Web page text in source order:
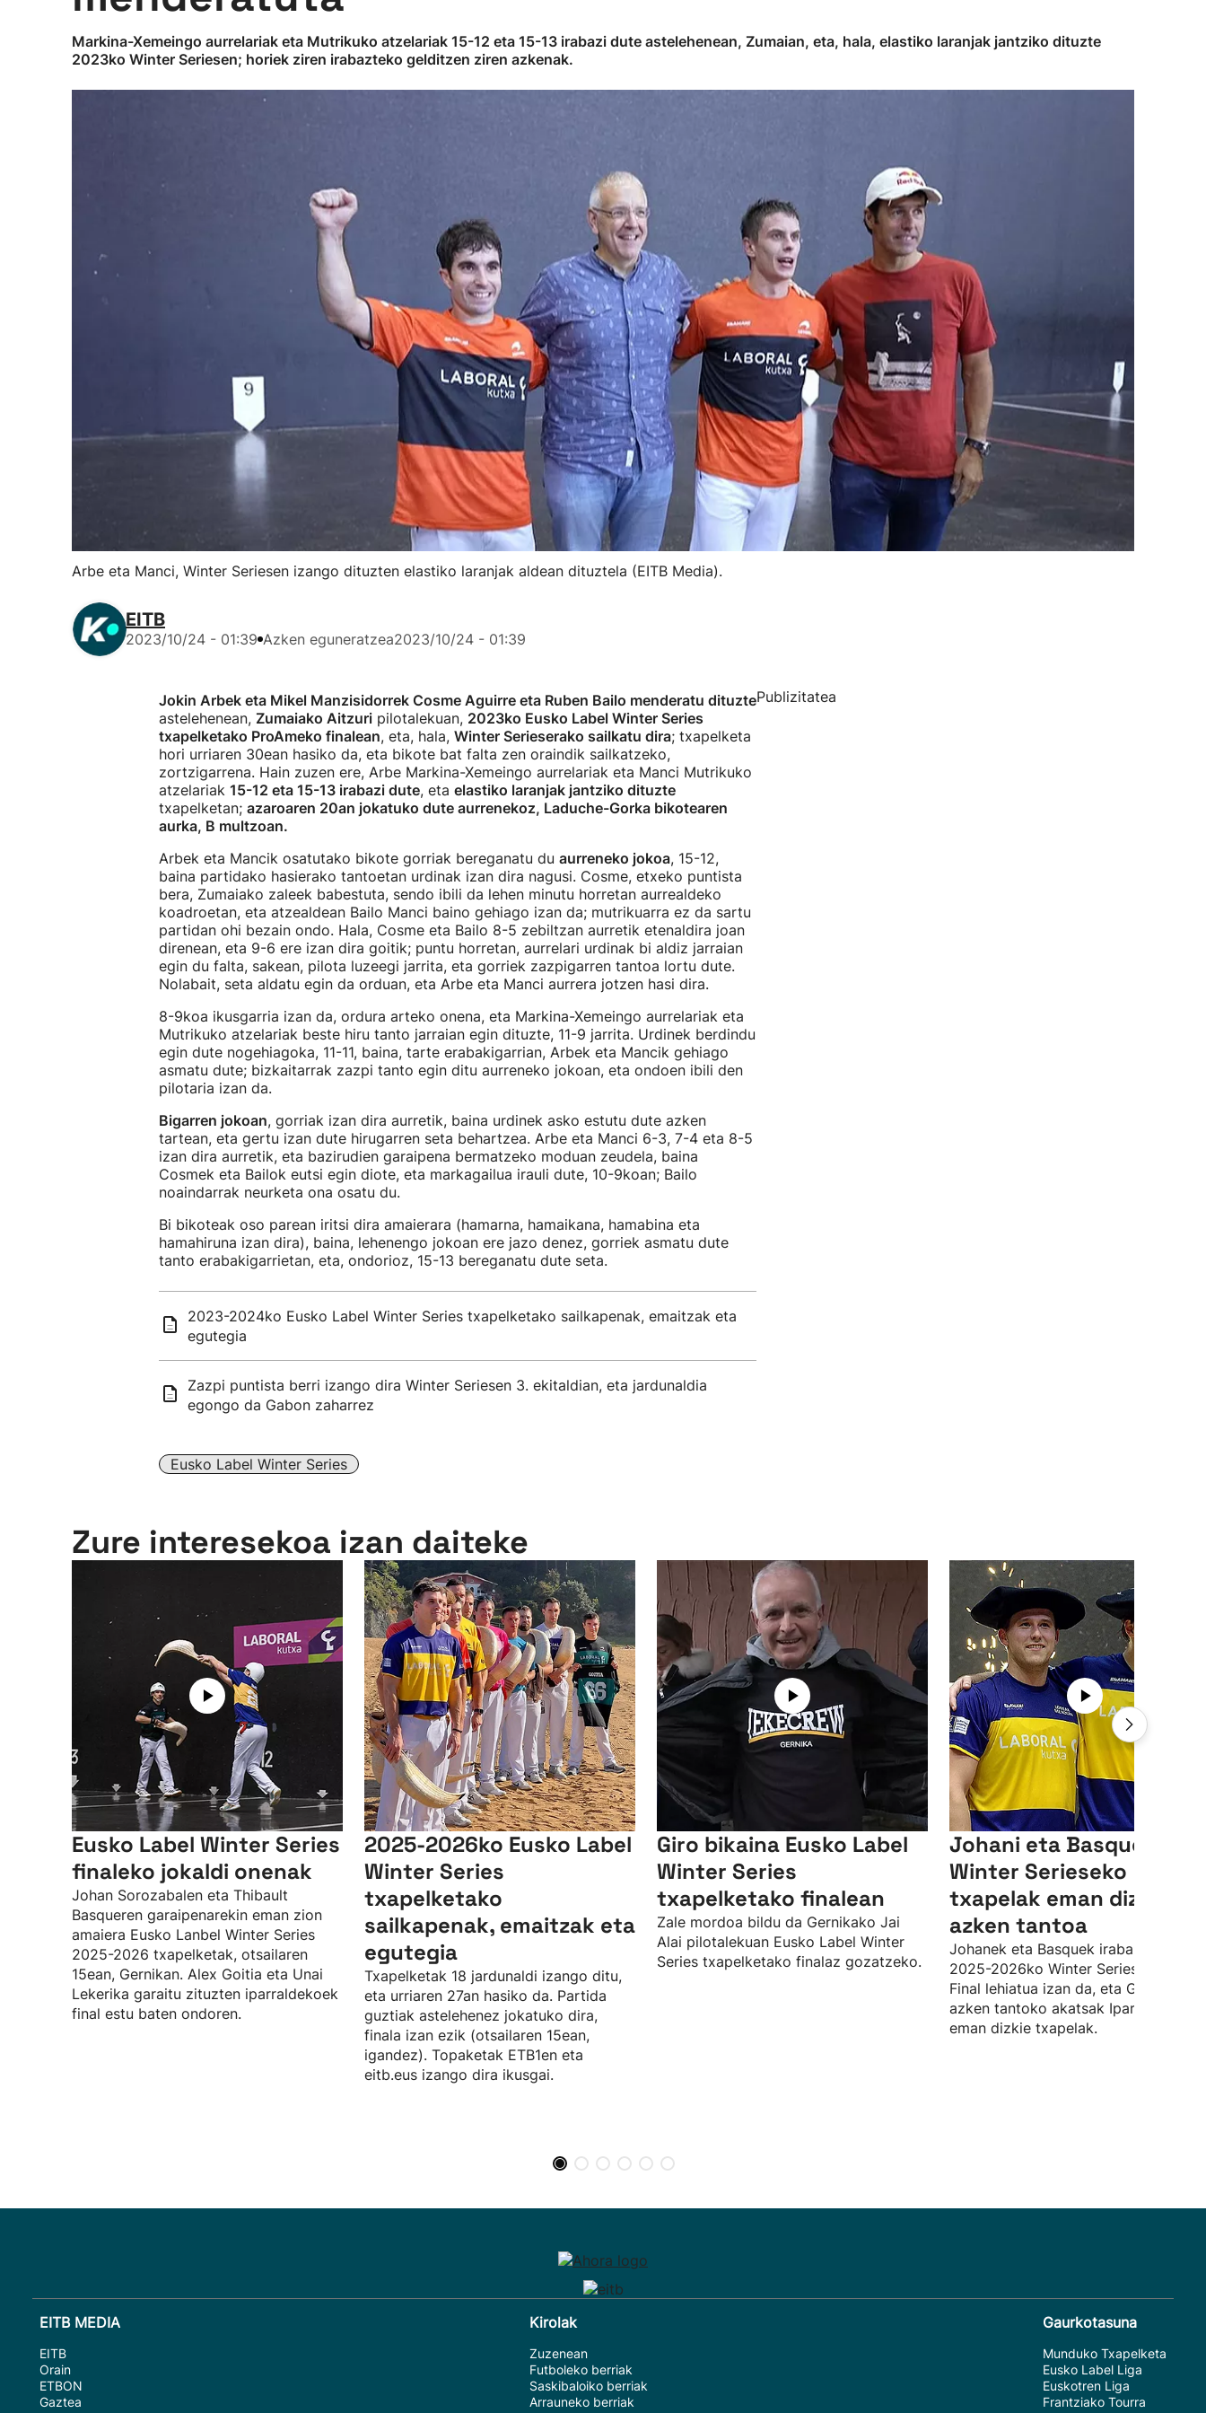
Markina-Xemeingo aurrelariak eta Mutrikuko atzelariak 15-12 eta 15-13 irabazi dute astelehenean, Zumaian, eta, hala, elastiko laranjak jantziko dituzte
2023ko Winter Seriesen; horiek ziren irabazteko gelditzen ziren azkenak.
Arbe eta Manci, Winter Seriesen izango dituzten elastiko laranjak aldean dituztela (EITB Media).
EITB
2023/10/24 - 01:39 Azken eguneratzea2023/10/24 - 01:39
Jokin Arbek eta Mikel Manzisidorrek Cosme Aguirre eta Ruben Bailo menderatu dituzte
astelehenean, Zumaiako Aitzuri pilotalekuan, 2023ko Eusko Label Winter Series
txapelketako ProAmeko finalean, eta, hala, Winter Serieserako sailkatu dira; txapelketa
hori urriaren 30ean hasiko da, eta bikote bat falta zen oraindik sailkatzeko,
zortzigarrena. Hain zuzen ere, Arbe Markina-Xemeingo aurrelariak eta Manci Mutrikuko
atzelariak 15-12 eta 15-13 irabazi dute, eta elastiko laranjak jantziko dituzte
txapelketan; azaroaren 20an jokatuko dute aurrenekoz, Laduche-Gorka bikotearen
aurka, B multzoan.
Arbek eta Mancik osatutako bikote gorriak bereganatu du aurreneko jokoa, 15-12,
baina partidako hasierako tantoetan urdinak izan dira nagusi. Cosme, etxeko puntista
bera, Zumaiako zaleek babestuta, sendo ibili da lehen minutu horretan aurrealdeko
koadroetan, eta atzealdean Bailo Manci baino gehiago izan da; mutrikuarra ez da sartu
partidan ohi bezain ondo. Hala, Cosme eta Bailo 8-5 zebiltzan aurretik etenaldira joan
direnean, eta 9-6 ere izan dira goitik; puntu horretan, aurrelari urdinak bi aldiz jarraian
egin du falta, sakean, pilota luzeegi jarrita, eta gorriek zazpigarren tantoa lortu dute.
Nolabait, seta aldatu egin da orduan, eta Arbe eta Manci aurrera jotzen hasi dira.
8-9koa ikusgarria izan da, ordura arteko onena, eta Markina-Xemeingo aurrelariak eta
Mutrikuko atzelariak beste hiru tanto jarraian egin dituzte, 11-9 jarrita. Urdinek berdindu
egin dute nogehiagoka, 11-11, baina, tarte erabakigarrian, Arbek eta Mancik gehiago
asmatu dute; bizkaitarrak zazpi tanto egin ditu aurreneko jokoan, eta ondoen ibili den
pilotaria izan da.
Bigarren jokoan, gorriak izan dira aurretik, baina urdinek asko estutu dute azken
tartean, eta gertu izan dute hirugarren seta behartzea. Arbe eta Manci 6-3, 7-4 eta 8-5
izan dira aurretik, eta bazirudien garaipena bermatzeko moduan zeudela, baina
Cosmek eta Bailok eutsi egin diote, eta markagailua irauli dute, 10-9koan; Bailo
noaindarrak neurketa ona osatu du.
Bi bikoteak oso parean iritsi dira amaierara (hamarna, hamaikana, hamabina eta
hamahiruna izan dira), baina, lehenengo jokoan ere jazo denez, gorriek asmatu dute
tanto erabakigarrietan, eta, ondorioz, 15-13 bereganatu dute seta.
2023-2024ko Eusko Label Winter Series txapelketako sailkapenak, emaitzak eta
egutegia
Zazpi puntista berri izango dira Winter Seriesen 3. ekitaldian, eta jardunaldia
egongo da Gabon zaharrez
Eusko Label Winter Series
Publizitatea
Zure interesekoa izan daiteke
Eusko Label Winter Series
finaleko jokaldi onenak
Johan Sorozabalen eta Thibault
Basqueren garaipenarekin eman zion
amaiera Eusko Lanbel Winter Series
2025-2026 txapelketak, otsailaren
15ean, Gernikan. Alex Goitia eta Unai
Lekerika garaitu zituzten iparraldekoek
final estu baten ondoren.
2025-2026ko Eusko Label
Winter Series
txapelketako
sailkapenak, emaitzak eta
egutegia
Txapelketak 18 jardunaldi izango ditu,
eta urriaren 27an hasiko da. Partida
guztiak astelehenez jokatuko dira,
finala izan ezik (otsailaren 15ean,
igandez). Topaketak ETB1en eta
eitb.eus izango dira ikusgai.
Giro bikaina Eusko Label
Winter Series
txapelketako finalean
Zale mordoa bildu da Gernikako Jai
Alai pilotalekuan Eusko Label Winter
Series txapelketako finalaz gozatzeko.
Johani eta Basqueri
Winter Serieseko
txapelak eman dizkien
azken tantoa
Johanek eta Basquek irabazi dute
2025-2026ko Winter Series
Final lehiatua izan da, eta Goitiaren
azken tantoko akatsak Iparraldekoei
eman dizkie txapelak.
EITB MEDIA
EITB
Orain
ETBON
Gaztea
Kirolak
Zuzenean
Futboleko berriak
Saskibaloiko berriak
Arrauneko berriak
Gaurkotasuna
Munduko Txapelketa
Eusko Label Liga
Euskotren Liga
Frantziako Tourra